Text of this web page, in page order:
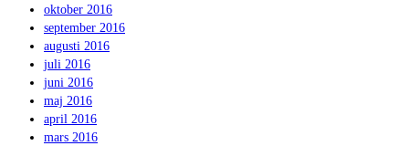
oktober 2016
september 2016
augusti 2016
juli 2016
juni 2016
maj 2016
april 2016
mars 2016